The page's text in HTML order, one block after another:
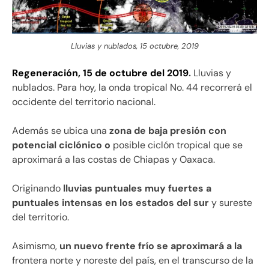
Lluvias y nublados, 15 octubre, 2019
Regeneración, 15 de octubre del 2019. Lluvias y
nublados. Para hoy, la onda tropical No. 44 recorrerá el
occidente del territorio nacional.
Además se ubica una zona de baja presión con
potencial ciclónico o posible ciclón tropical que se
aproximará a las costas de Chiapas y Oaxaca.
Originando lluvias puntuales muy fuertes a
puntuales intensas en los estados del sury sureste
del territorio.
Asimismo, un nuevo frente frío se aproximará a la
frontera norte y noreste del país, en el transcurso de la